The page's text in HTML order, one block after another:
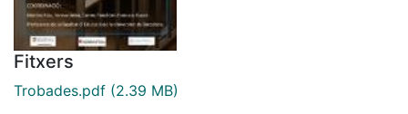
Fitxers
Trobades.pdf (2.39 MB)